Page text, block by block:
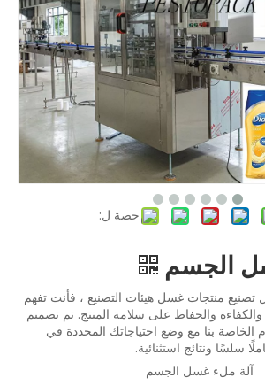
حصة ل:
الجسم
منتجات غسل هيئات التصنيع ، فأنت تفهم
والكفاءة والحفاظ على سلامة المنتج. تم تصميم
الخاصة بنا مع وضع احتياجاتك المحددة في
سلسًا ونتائج استثنائية.
آلة ملء غسل الجسم